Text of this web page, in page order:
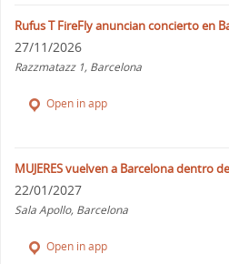
Rufus T FireFly anuncian concierto en
27/11/2026
Razzmatazz 1, Barcelona
Open in app
MUJERES vuelven a Barcelona dentro
22/01/2027
Sala Apollo, Barcelona
Open in app